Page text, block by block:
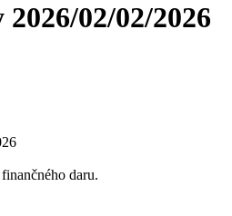
02/02/2026
daru.